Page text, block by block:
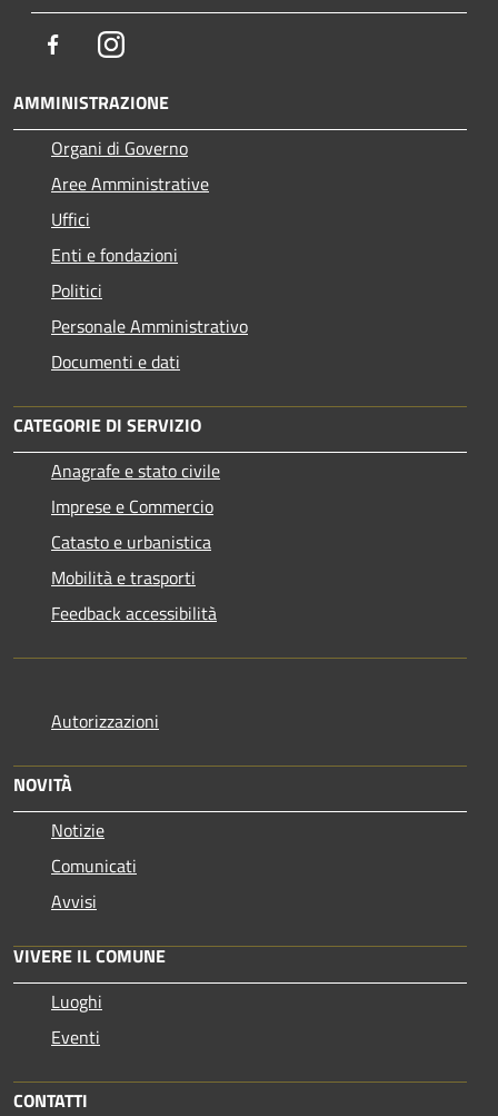
FacebookInstagram
AMMINISTRAZIONE
Organi di Governo
Aree Amministrative
Uffici
Enti e fondazioni
Politici
Personale Amministrativo
Documenti e dati
CATEGORIE DI SERVIZIO
Anagrafe e stato civile
Imprese e Commercio
Catasto e urbanistica
Mobilità e trasporti
Feedback accessibilità
Autorizzazioni
NOVITÀ
Notizie
Comunicati
Avvisi
VIVERE IL COMUNE
Luoghi
Eventi
CONTATTI